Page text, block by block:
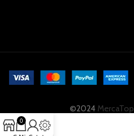
©2024MercaTop
0